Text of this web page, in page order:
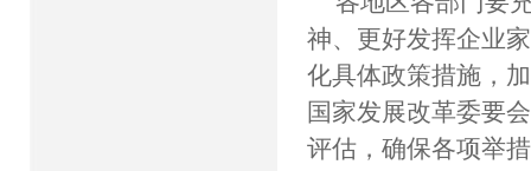
神、更好发挥企业
化具体政策措施，
国家发展改革委要
评估，确保各项举